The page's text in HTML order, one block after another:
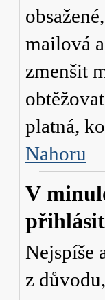
mailová
zmenšit
platná,
Nahoru
V
Nejspíše
z